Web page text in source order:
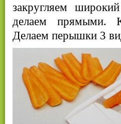
закругляем
делаем прямыми.
Делаем перышки 3